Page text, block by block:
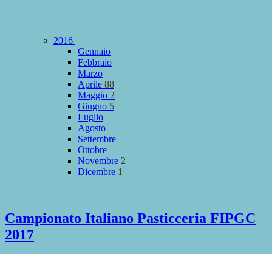
2016
Gennaio
Febbraio
Marzo
Aprile 88
Maggio 2
Giugno 5
Luglio
Agosto
Settembre
Ottobre
Novembre 2
Dicembre 1
Campionato Italiano Pasticceria FIPGC
2017